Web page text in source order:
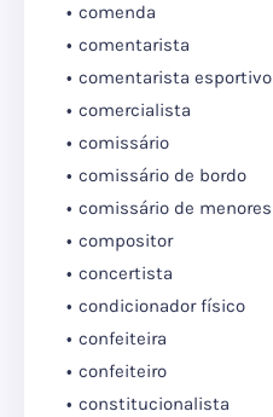
comenda
comentarista
comentarista esportivo
comercialista
comissário
comissário de bordo
comissário de menores
compositor
concertista
condicionador físico
confeiteira
confeiteiro
constitucionalista